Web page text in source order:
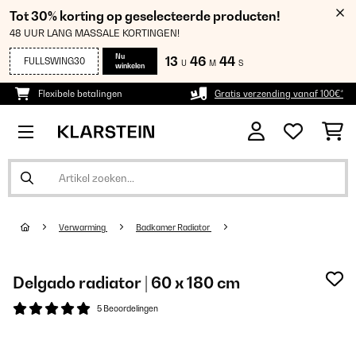
Tot 30% korting op geselecteerde producten!
48 UUR LANG MASSALE KORTINGEN!
FULLSWING30
Nu
winkelen
13 U 46 M 44 S
Flexibele betalingen Gratis verzending vanaf 100€*
Verwarming Badkamer Radiator
Delgado radiator | 60 x 180 cm
5 Beoordelingen